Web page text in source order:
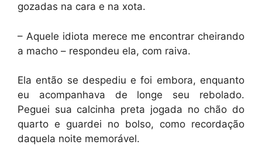
gozadas na cara e na xota.
– Aquele idiota merece me encontrar cheirando
a macho – respondeu ela, com raiva.
Ela então se despediu e foi embora, enquanto
eu acompanhava de longe seu rebolado.
Peguei sua calcinha preta jogada no chão do
quarto e guardei no bolso, como recordação
daquela noite memorável.